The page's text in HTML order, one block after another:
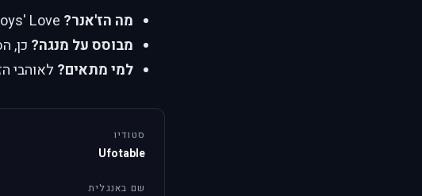
מה הז'אנר?
מבוסס על מנגה? כן,
למי מתאים? לאוהבי
סטודיו
Ufotable
שם באנגלית